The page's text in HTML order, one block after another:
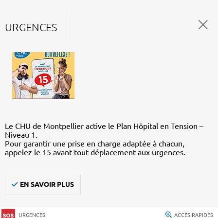
URGENCES
Le CHU de Montpellier active le Plan Hôpital en Tension –
Niveau 1.
Pour garantir une prise en charge adaptée à chacun,
appelez le 15 avant tout déplacement aux urgences.
EN SAVOIR PLUS
URGENCES ACCÈS RAPIDES